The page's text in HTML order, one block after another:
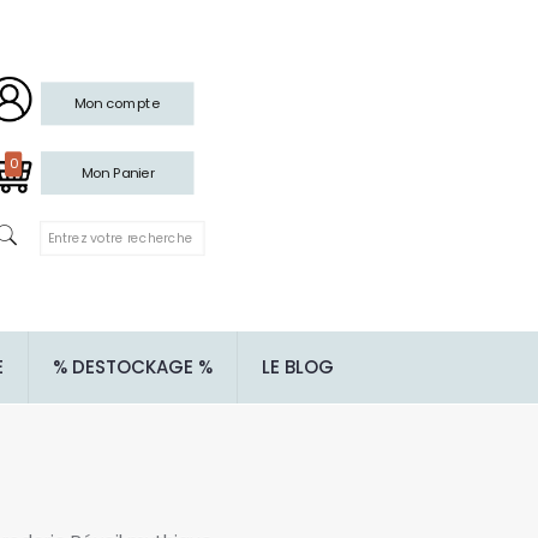
Mon compte
0 Mon Panier
% DESTOCKAGE % LE BLOG